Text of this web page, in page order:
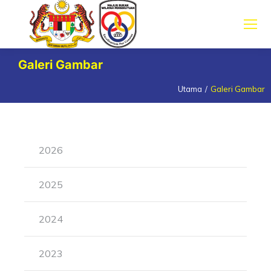
Galeri Gambar
Utama Galeri Gambar
2026
2025
2024
2023